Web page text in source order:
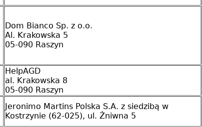
Dom Bianco Sp. z o.o.
Al. Krakowska 5
05-090 Raszyn
HelpAGD
al. Krakowska 8
05-090 Raszyn
Jeronimo Martins Polska S.A. z siedzibą w
Kostrzynie (62-025), ul. Żniwna 5